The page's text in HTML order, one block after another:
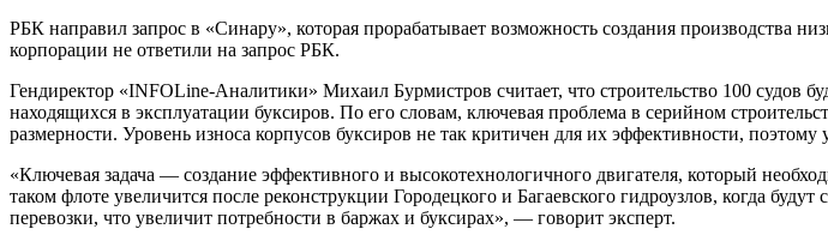
РБК направил запрос в «Синару», которая прорабатывает возможность создания производства
корпорации не ответили на запрос РБК.
Гендиректор «INFOLine-Аналитики» Михаил Бурмистров считает, что строительство 100 судов
находящихся в эксплуатации буксиров. По его словам, ключевая проблема в серийном
размерности. Уровень износа корпусов буксиров не так критичен для их эффективности,
«Ключевая задача — создание эффективного и высокотехнологичного двигателя, который
таком флоте увеличится после реконструкции Городецкого и Багаевского гидроузлов, когда
перевозки, что увеличит потребности в баржах и буксирах», — говорит эксперт.